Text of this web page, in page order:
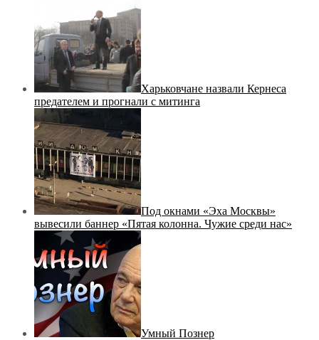
Харьковчане назвали Кернеса
предателем и прогнали с митинга
Под окнами «Эха Москвы»
вывесили баннер «Пятая колонна. Чужие среди нас»
Умный Познер